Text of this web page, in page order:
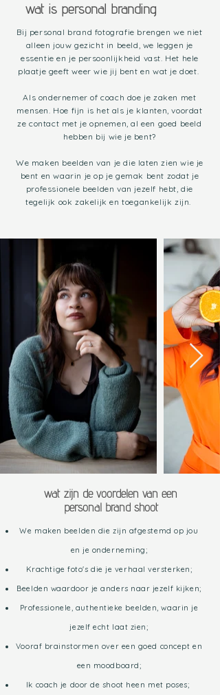
wat is personal branding
Bij personal brand fotografie brengen we niet
alleen jouw gezicht in beeld, we leggen je
essentie en je persoonlijkheid vast. Het hele
plaatje geeft weer wie jij bent en wat je doet.
Als ondernemer of coach doe je zaken met
mensen. Hoe fijn is het als je klanten, voordat
ze contact met je opnemen, al een goed beeld
hebben bij wie je bent?
We maken beelden van je die laten zien wie je
bent en waarin je op je gemak bent zodat je
professionele beelden van jezelf hebt, die
tegelijk ook zakelijk en toegankelijk zijn.
wat zijn de voordelen van een
personal brand shoot
We maken beelden die zijn afgestemd op jou
en je onderneming;
Krachtige foto's die je verhaal versterken;
Beelden waardoor je anders naar jezelf kijken;
Professionele, authentieke beelden, waarin je
jezelf echt laat zien;
Vooraf brainstormen over een goed concept en
een moodboard;
Ik coach je door de shoot heen met poses;